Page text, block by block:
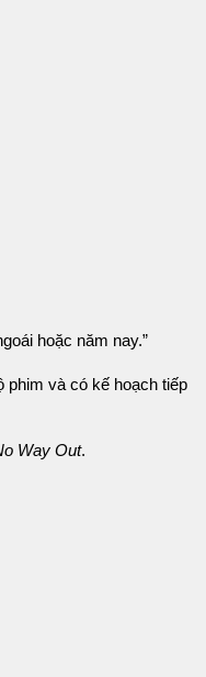
hoặc năm nay.”
phim và có kế hoạch tiếp
Way Out.